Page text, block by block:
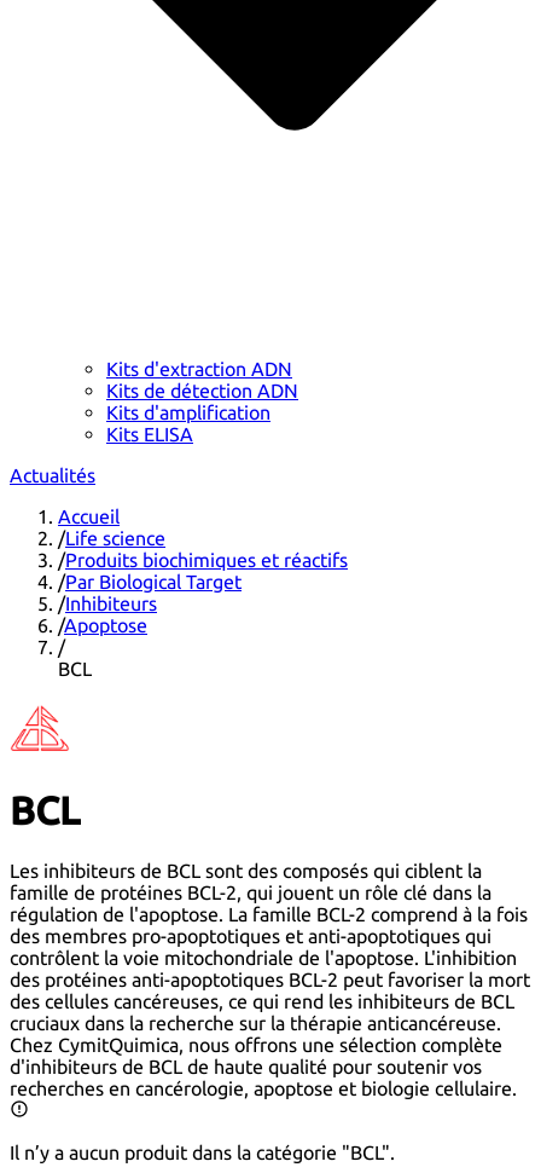
Kits d'extraction ADN
Kits de détection ADN
Kits d'amplification
Kits ELISA
Actualités
Accueil
/Life science
/Produits biochimiques et réactifs
/Par Biological Target
/Inhibiteurs
/Apoptose
/
BCL
BCL
Les inhibiteurs de BCL sont des composés qui ciblent la
famille de protéines BCL-2, qui jouent un rôle clé dans la
régulation de l'apoptose. La famille BCL-2 comprend à la fois
des membres pro-apoptotiques et anti-apoptotiques qui
contrôlent la voie mitochondriale de l'apoptose. L'inhibition
des protéines anti-apoptotiques BCL-2 peut favoriser la mort
des cellules cancéreuses, ce qui rend les inhibiteurs de BCL
cruciaux dans la recherche sur la thérapie anticancéreuse.
Chez CymitQuimica, nous offrons une sélection complète
d'inhibiteurs de BCL de haute qualité pour soutenir vos
recherches en cancérologie, apoptose et biologie cellulaire.
Il n’y a aucun produit dans la catégorie "BCL".